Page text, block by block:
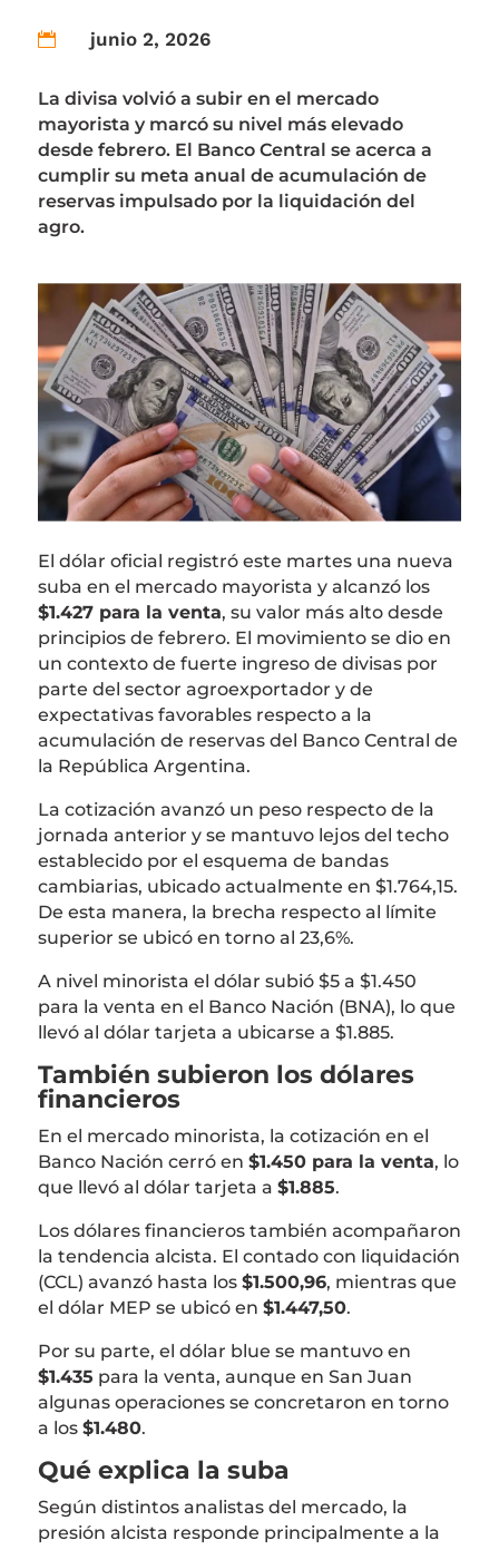
 junio 2, 2026
La divisa volvió a subir en el mercado
mayorista y marcó su nivel más elevado
desde febrero. El Banco Central se acerca a
cumplir su meta anual de acumulación de
reservas impulsado por la liquidación del
agro.
El dólar oficial registró este martes una nueva
suba en el mercado mayorista y alcanzó los
$1.427 para la venta, su valor más alto desde
principios de febrero. El movimiento se dio en
un contexto de fuerte ingreso de divisas por
parte del sector agroexportador y de
expectativas favorables respecto a la
acumulación de reservas del Banco Central de
la República Argentina.
La cotización avanzó un peso respecto de la
jornada anterior y se mantuvo lejos del techo
establecido por el esquema de bandas
cambiarias, ubicado actualmente en $1.764,15.
De esta manera, la brecha respecto al límite
superior se ubicó en torno al 23,6%.
A nivel minorista el dólar subió $5 a $1.450
para la venta en el Banco Nación (BNA), lo que
llevó al dólar tarjeta a ubicarse a $1.885.
También subieron los dólares
financieros
En el mercado minorista, la cotización en el
Banco Nación cerró en $1.450 para la venta, lo
que llevó al dólar tarjeta a $1.885.
Los dólares financieros también acompañaron
la tendencia alcista. El contado con liquidación
(CCL) avanzó hasta los $1.500,96, mientras que
el dólar MEP se ubicó en $1.447,50.
Por su parte, el dólar blue se mantuvo en
$1.435 para la venta, aunque en San Juan
algunas operaciones se concretaron en torno
a los $1.480.
Qué explica la suba
Según distintos analistas del mercado, la
presión alcista responde principalmente a la